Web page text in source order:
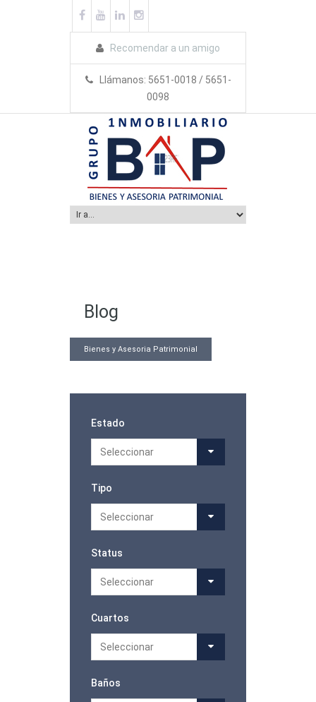
Recomendar a un amigo
Llámanos: 5651-0018 / 5651-
0098
Blog
Bienes y Asesoria Patrimonial
Estado
Seleccionar
Tipo
Seleccionar
Status
Seleccionar
Cuartos
Seleccionar
Baños